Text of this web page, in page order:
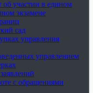
участии в едином
экзамене
сад
управления
управлением
с обращениями